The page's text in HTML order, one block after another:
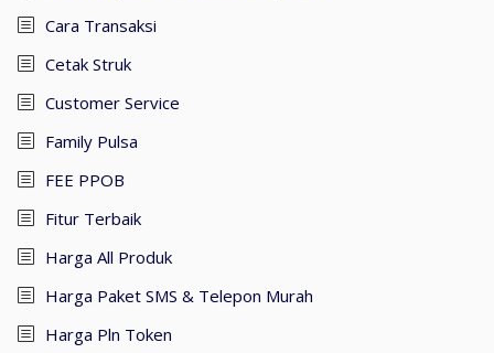
Cara Transaksi
Cetak Struk
Customer Service
Family Pulsa
FEE PPOB
Fitur Terbaik
Harga All Produk
Harga Paket SMS & Telepon Murah
Harga Pln Token